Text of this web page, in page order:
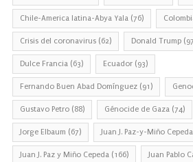
Chile-America latina-Abya Yala (76)
Crisis del coronavirus (62) Donald Trump
Dulce Francia (63) Ecuador (93)
Fernando Buen Abad Domínguez (91)
Gustavo Petro (88) Génocide de Gaza (74)
Jorge Elbaum (67) Juan J. Paz-y-Miño Cepeda
Juan J. Paz y Miño Cepeda (166) Juan Pablo